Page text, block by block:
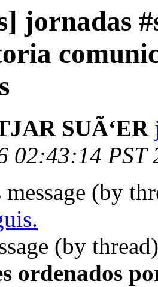
jornadas
SUÃ‘ER
02:43:14 PST
message (by
(by
ordenados